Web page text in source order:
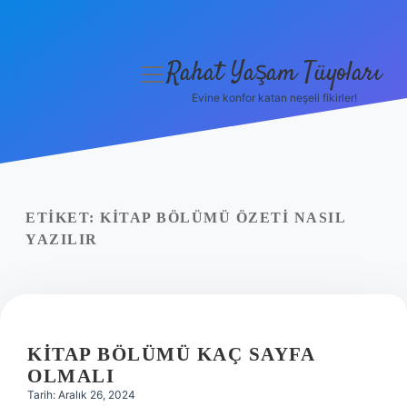
Yasal Uyarı
menüyü
Rahat Yaşam Tüyoları
Evine konfor katan neşeli fikirler!
ETIKET: KITAP BÖLÜMÜ ÖZETI NASIL
YAZILIR
KITAP BÖLÜMÜ KAÇ SAYFA
OLMALI
Tarih: Aralık 26, 2024